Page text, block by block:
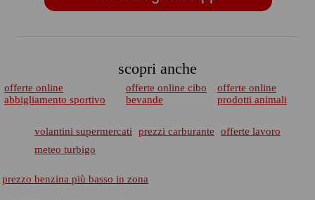
scopri anche
offerte online
abbigliamento sportivo
offerte online cibo
bevande
offerte online
prodotti animali
volantini supermercati prezzi carburante
offerte lavoro
meteo turbigo
prezzo benzina più basso in zona